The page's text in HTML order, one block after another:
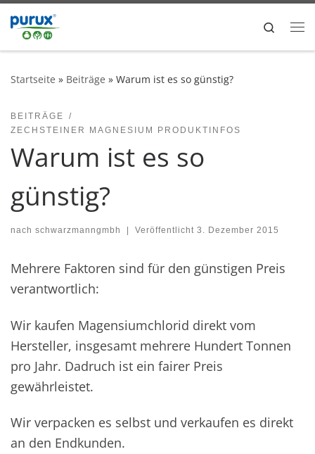
Search
Startseite » Beiträge » Warum ist es so günstig?
BEITRÄGE
ZECHSTEINER MAGNESIUM PRODUKTINFOS
Warum ist es so
günstig?
nach schwarzmanngmbh Veröffentlicht 3. Dezember 2015
Mehrere Faktoren sind für den günstigen Preis
verantwortlich:
Wir kaufen Magensiumchlorid direkt vom
Hersteller, insgesamt mehrere Hundert Tonnen
pro Jahr. Dadruch ist ein fairer Preis
gewährleistet.
Wir verpacken es selbst und verkaufen es direkt
an den Endkunden.